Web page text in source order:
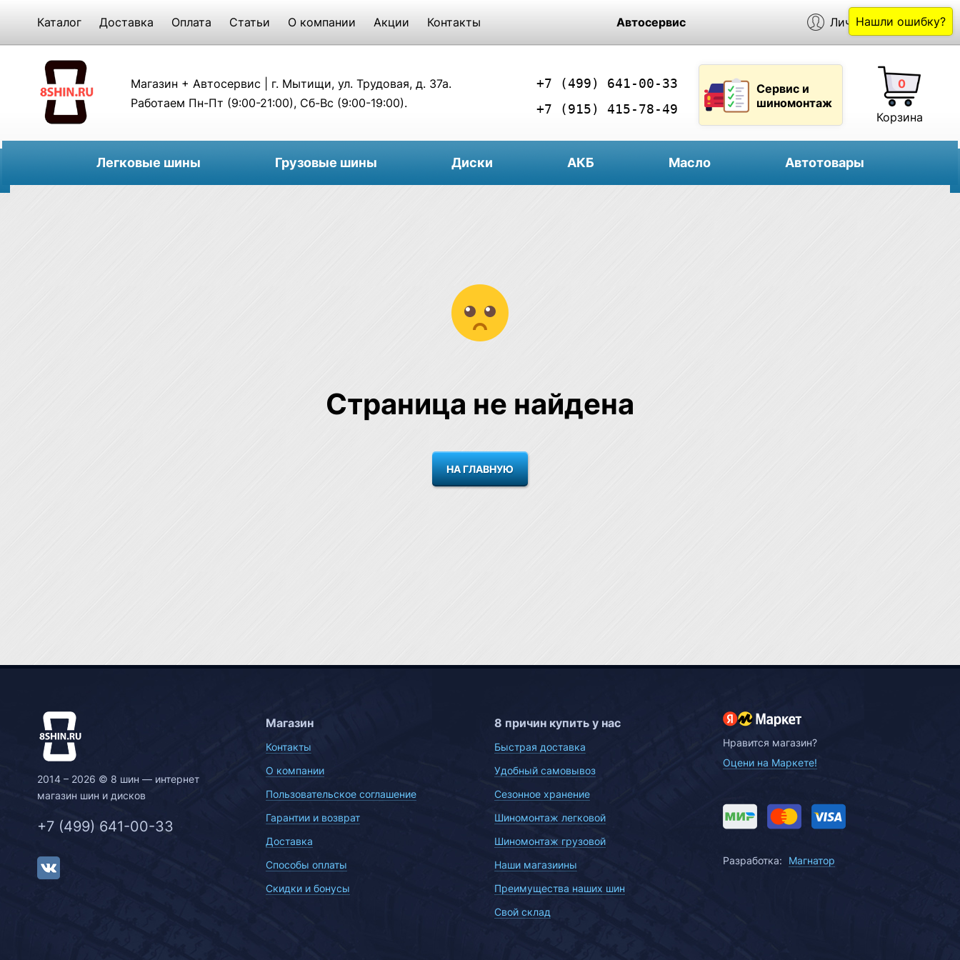
Каталог Доставка Оплата Статьи О компании Акции Контакты Автосервис Личный кабинет
Магазин + Автосервис | г. Мытищи, ул. Трудовая, д. 37а.
Работаем Пн-Пт (9:00-21:00), Сб-Вс (9:00-19:00).
+7 (499) 641-00-33
+7 (915) 415-78-49
Сервис и
шиномонтаж
0
Корзина
Легковые шины Грузовые шины Диски АКБ Масло Автотовары
Страница не найдена
НА ГЛАВНУЮ
2014 – 2026 © 8 шин — интернет
магазин шин и дисков
+7 (499) 641-00-33
Магазин
Контакты
О компании
Пользовательское соглашение
Гарантии и возврат
Доставка
Способы оплаты
Скидки и бонусы
8 причин купить у нас
Быстрая доставка
Удобный самовывоз
Сезонное хранение
Шиномонтаж легковой
Шиномонтаж грузовой
Наши магазиины
Преимущества наших шин
Свой склад
Нравится магазин?
Оцени на Маркете!
Разработка: Магнатор
Нашли ошибку?